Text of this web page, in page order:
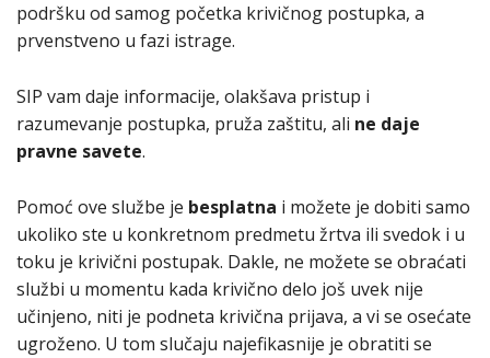
podršku od samog početka krivičnog postupka, a
prvenstveno u fazi istrage.
SIP vam daje informacije, olakšava pristup i
razumevanje postupka, pruža zaštitu, ali ne daje
pravne savete.
Pomoć ove službe je besplatna i možete je dobiti samo
ukoliko ste u konkretnom predmetu žrtva ili svedok i u
toku je krivični postupak. Dakle, ne možete se obraćati
službi u momentu kada krivično delo još uvek nije
učinjeno, niti je podneta krivična prijava, a vi se osećate
ugroženo. U tom slučaju najefikasnije je obratiti se